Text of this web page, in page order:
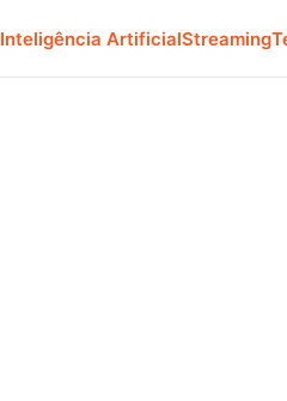
Inteligência ArtificialStreaming